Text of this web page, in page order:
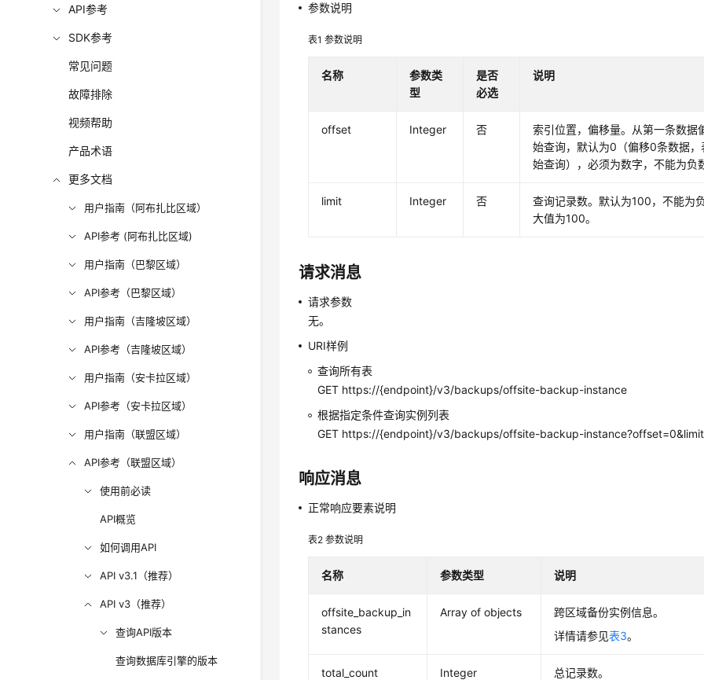
API参考
SDK参考
常见问题
故障排除
视频帮助
产品术语
更多文档
用户指南（阿布扎比区域）
API参考 (阿布扎比区域)
用户指南（巴黎区域）
API参考（巴黎区域）
用户指南（吉隆坡区域）
API参考（吉隆坡区域）
用户指南（安卡拉区域）
API参考（安卡拉区域）
用户指南（联盟区域）
API参考（联盟区域）
使用前必读
API概览
如何调用API
API v3.1（推荐）
API v3（推荐）
查询API版本
查询数据库引擎的版本
参数说明
表1参数说明
名称
参数类
型
是否
必选
说明
offset Integer 否
索引位置，偏移量。从第一条数
始查询，默认为0（偏移0条数据
始查询），必须为数字，不能为负
limit Integer 否
查询记录数。默认为100，不能为
大值为100。
请求消息
请求参数
无。
URI样例
查询所有表
GET https://{endpoint}/v3/backups/offsite-backup-instance
根据指定条件查询实例列表
GET https://{endpoint}/v3/backups/offsite-backup-
响应消息
正常响应要素说明
表2参数说明
名称 参数类型 说明
offsite_backup_in
stances
Array of objects
跨区域备份实例信息。
详情请参见表3。
total_count Integer 总记录数。